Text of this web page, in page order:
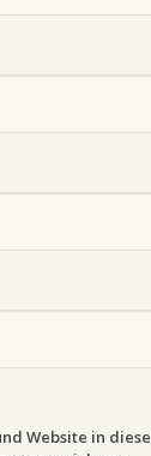
Website in